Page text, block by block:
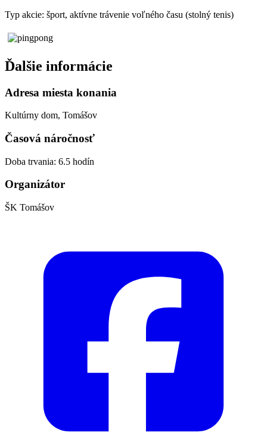
Typ akcie: šport, aktívne trávenie voľného času (stolný tenis)
Ďalšie informácie
Adresa miesta konania
Kultúrny dom, Tomášov
Časová náročnosť
Doba trvania: 6.5 hodín
Organizátor
ŠK Tomášov